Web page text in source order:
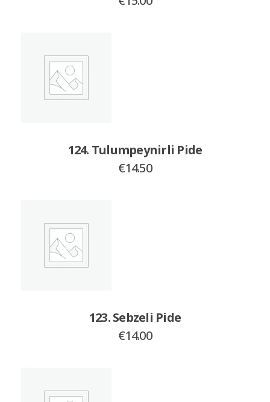
124. Tulumpeynirli Pide
€14.50
123. Sebzeli Pide
€14.00